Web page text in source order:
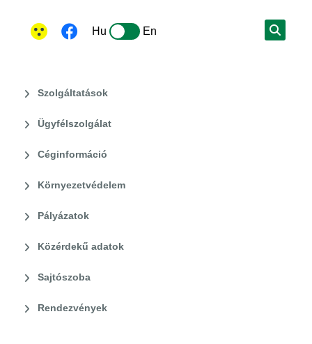
Hu En
Szolgáltatások
Ügyfélszolgálat
Céginformáció
Környezetvédelem
Pályázatok
Közérdekű adatok
Sajtószoba
Rendezvények